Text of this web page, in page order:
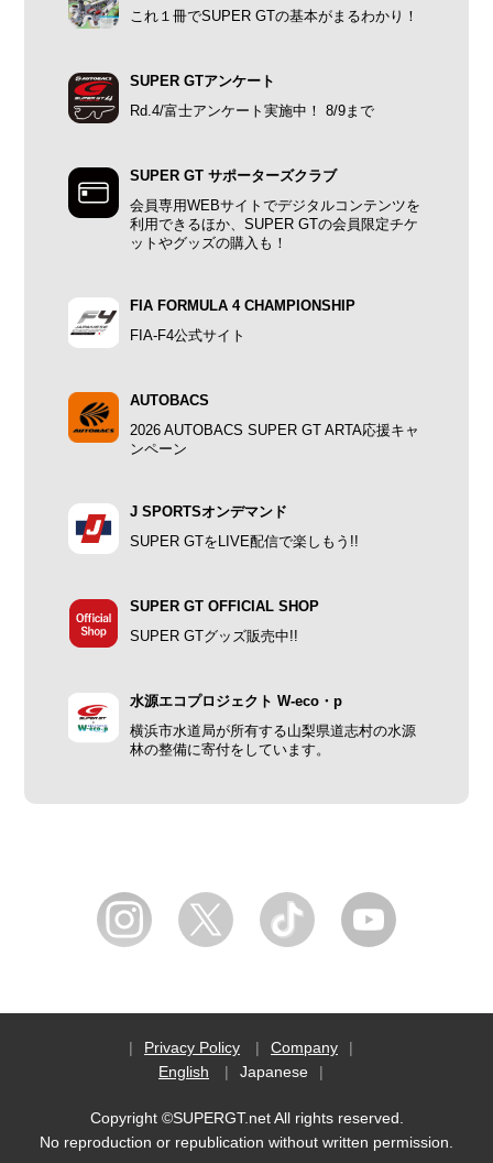
これ１冊でSUPER GTの基本がまるわかり！
SUPER GTアンケート
Rd.4/富士アンケート実施中！ 8/9まで
SUPER GT サポーターズクラブ
会員専用WEBサイトでデジタルコンテンツを
利用できるほか、SUPER GTの会員限定チケ
ットやグッズの購入も！
FIA FORMULA 4 CHAMPIONSHIP
FIA-F4公式サイト
AUTOBACS
2026 AUTOBACS SUPER GT ARTA応援キャ
ンペーン
J SPORTSオンデマンド
SUPER GTをLIVE配信で楽しもう!!
SUPER GT OFFICIAL SHOP
SUPER GTグッズ販売中!!
水源エコプロジェクト W-eco・p
横浜市水道局が所有する山梨県道志村の水源
林の整備に寄付をしています。
Privacy Policy
Company
English
Japanese
Copyright ©SUPERGT.net All rights reserved.
No reproduction or republication without written permission.